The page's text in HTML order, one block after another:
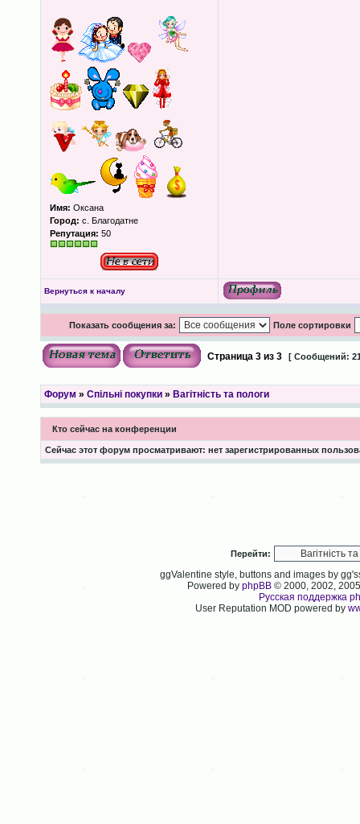
Имя: Оксана
Город: с. Благодатне
Репутация: 50
Вернуться к началу
Показать сообщения за: Поле сортировки
Страница 3из 3 [ Сообщений:
Форум » Спільні покупки» Вагітність та пологи
Кто сейчас на конференции
Сейчас этот форум просматривают: нет зарегистрированных
Перейти:
ggValentine style, buttons and images by
Powered byphpBB © 2000, 2002,
Русская поддержка
User Reputation MOD powered by